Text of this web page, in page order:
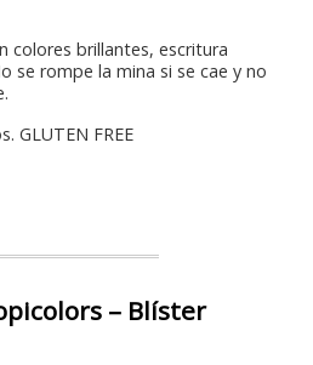
colores brillantes, escritura
se rompe la mina si se cae y no
GLUTEN FREE
– Blíster